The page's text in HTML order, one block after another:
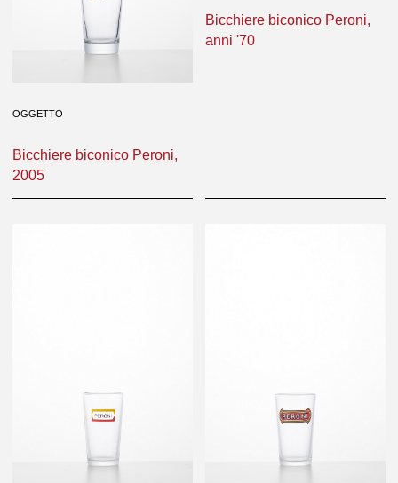
OGGETTO
Bicchiere biconico Peroni,
2005
Bicchiere biconico Peroni,
anni '70